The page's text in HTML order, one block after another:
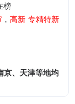
榜
，高新 专精特新
京、天津等地均